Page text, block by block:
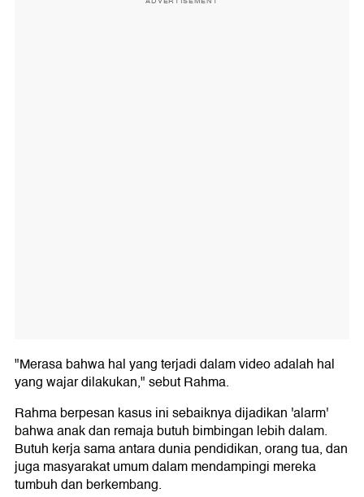
"Merasa bahwa hal yang terjadi dalam video adalah hal
yang wajar dilakukan," sebut Rahma.
Rahma berpesan kasus ini sebaiknya dijadikan 'alarm'
bahwa anak dan remaja butuh bimbingan lebih dalam.
Butuh kerja sama antara dunia pendidikan, orang tua, dan
juga masyarakat umum dalam mendampingi mereka
tumbuh dan berkembang.